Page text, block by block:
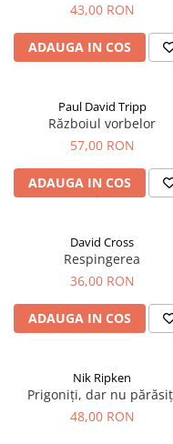
43,00 RON
ADAUGA IN COS
Paul David Tripp
Războiul vorbelor
57,00 RON
ADAUGA IN COS
David Cross
Respingerea
36,00 RON
ADAUGA IN COS
Nik Ripken
Prigoniți, dar nu
48,00 RON